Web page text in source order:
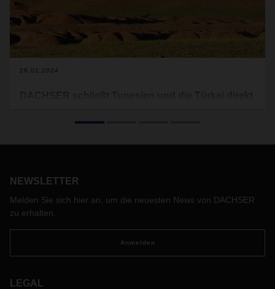
28.02.2024
seinen Kunden einen schnelleren und effizienteren
NEWSLETTER
Melden Sie sich hier an, um die neuesten News von DACHSER
zu erhalten.
Anmelden
LEGAL